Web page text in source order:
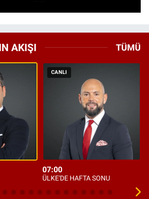
AKIŞI TÜMÜ
CANLI
07:00
ÜLKE'DE HAFTA SONU